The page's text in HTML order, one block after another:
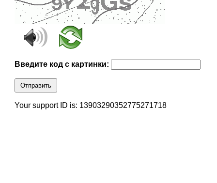
Введите код с картинки:
Отправить
Your support ID is: 13903290352775271718